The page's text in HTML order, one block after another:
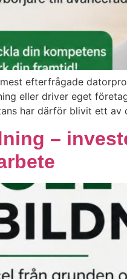
efterfrågade
eller driver eget
har därför blivit ett
–